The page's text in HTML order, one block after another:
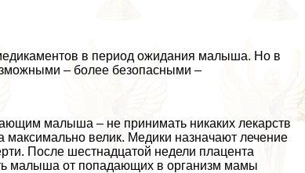
в период ожидания малыша. Но в
– более безопасными –
малыша – не принимать никаких лекарств
максимально велик. Медики назначают лечение
После шестнадцатой недели плацента
малыша от попадающих в организм мамы